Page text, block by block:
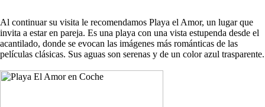
Al continuar su visita le recomendamos Playa el Amor, un lugar que
invita a estar en pareja. Es una playa con una vista estupenda desde el
acantilado, donde se evocan las imágenes más románticas de las
películas clásicas. Sus aguas son serenas y de un color azul trasparente.